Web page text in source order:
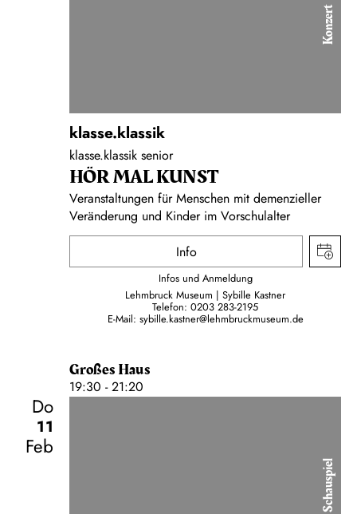
Konzert
klasse.klassik
klasse.klassik senior
HÖR MAL KUNST
Veranstaltungen für Menschen mit demenzieller
Veränderung und Kinder im Vorschulalter
Info
Infos und Anmeldung
Lehmbruck Museum | Sybille Kastner
Telefon: 0203 283-2195
E-Mail: sybille.kastner@lehmbruckmuseum.de
Großes Haus
19:30 - 21:20
Do
11
Feb
Schauspiel